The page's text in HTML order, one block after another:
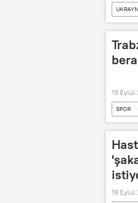
Ukrayna
19
SPOR
Puan
19 Eylül